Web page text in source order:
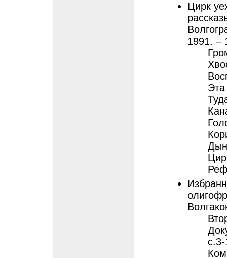
Цирк
1991. –
Эта